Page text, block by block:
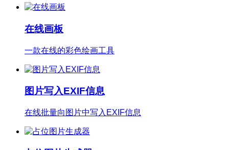
在线画板
一款在线的彩色绘画工具
图片写入EXIF信息
在线批量向图片中写入EXIF信息
占位图片生成器